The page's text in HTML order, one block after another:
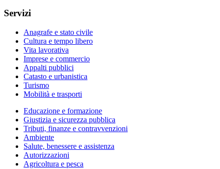
Servizi
Anagrafe e stato civile
Cultura e tempo libero
Vita lavorativa
Imprese e commercio
Appalti pubblici
Catasto e urbanistica
Turismo
Mobilità e trasporti
Educazione e formazione
Giustizia e sicurezza pubblica
Tributi, finanze e contravvenzioni
Ambiente
Salute, benessere e assistenza
Autorizzazioni
Agricoltura e pesca